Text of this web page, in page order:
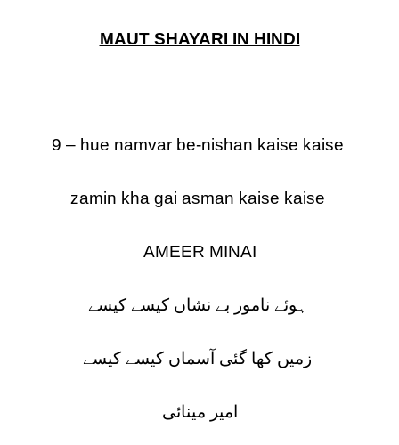
MAUT SHAYARI IN HINDI
9 – hue namvar be-nishan kaise kaise
zamin kha gai asman kaise kaise
AMEER MINAI
امیر مینائی